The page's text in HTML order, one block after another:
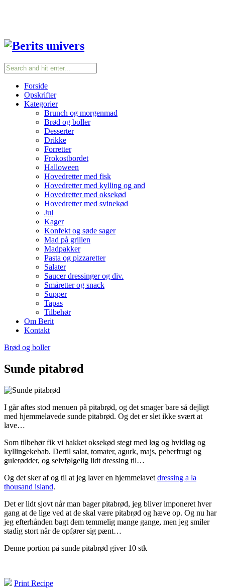
Forside
Opskrifter
Kategorier
Brunch og morgenmad
Brød og boller
Desserter
Drikke
Forretter
Frokostbordet
Halloween
Hovedretter med fisk
Hovedretter med kylling og and
Hovedretter med oksekød
Hovedretter med svinekød
Jul
Kager
Konfekt og søde sager
Mad på grillen
Madpakker
Pasta og pizzaretter
Salater
Saucer dressinger og div.
Småretter og snack
Supper
Tapas
Tilbehør
Om Berit
Kontakt
Brød og boller
Sunde pitabrød
I går aftes stod menuen på pitabrød, og det smager bare så dejligt
med hjemmelavede sunde pitabrød. Og det er slet ikke svært at
lave…
Som tilbehør fik vi hakket oksekød stegt med løg og hvidløg og
kyllingekebab. Dertil salat, tomater, agurk, majs, peberfrugt og
gulerødder, og selvfølgelig lidt dressing til…
Og det sker af og til at jeg laver en hjemmelavet dressing a la
thousand island.
Det er lidt sjovt når man bager pitabrød, jeg bliver imponeret hver
gang at de lige ved at de skal være pitabrød og hæve op. Og nu har
jeg efterhånden bagt dem temmelig mange gange, men jeg smiler
stadig stort når de opfører sig pænt…
Denne portion på sunde pitabrød giver 10 stk
Print Recipe